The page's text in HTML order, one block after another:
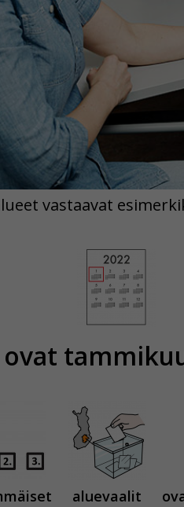
ovat
vastaavat
aluevaalit